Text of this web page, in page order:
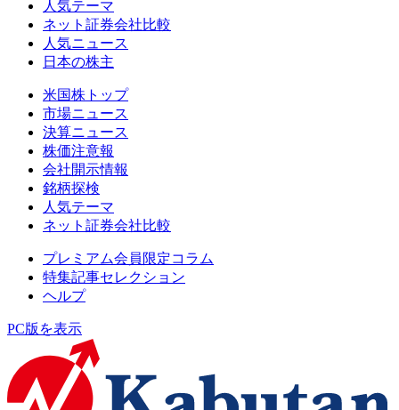
人気テーマ
ネット証券会社比較
人気ニュース
日本の株主
米国株トップ
市場ニュース
決算ニュース
株価注意報
会社開示情報
銘柄探検
人気テーマ
ネット証券会社比較
プレミアム会員限定コラム
特集記事セレクション
ヘルプ
PC版を表示